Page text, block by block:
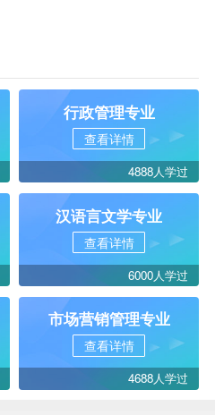
行政管理专业
查看详情
4888人学过
汉语言文学专业
查看详情
6000人学过
市场营销管理专业
查看详情
4688人学过